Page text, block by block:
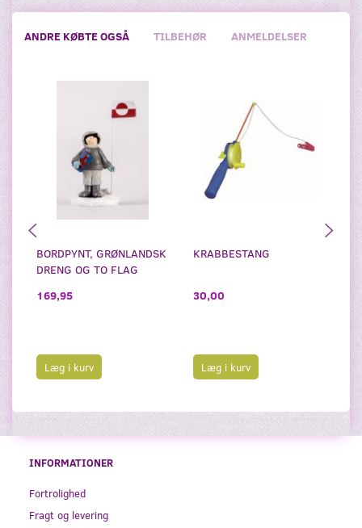
ANDRE KØBTE OGSÅ TILBEHØR ANMELDELSER
BORDPYNT, GRØNLANDSK
DRENG OG TO FLAG
169,95
Læg i kurv
KRABBESTANG
30,00
Læg i kurv
INFORMATIONER
Fortrolighed
Fragt og levering